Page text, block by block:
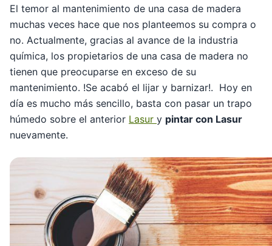
El temor al mantenimiento de una casa de madera
muchas veces hace que nos planteemos su compra o
no. Actualmente, gracias al avance de la industria
química, los propietarios de una casa de madera no
tienen que preocuparse en exceso de su
mantenimiento. !Se acabó el lijar y barnizar!. Hoy en
día es mucho más sencillo, basta con pasar un trapo
húmedo sobre el anterior Lasur y pintar con Lasur
nuevamente.